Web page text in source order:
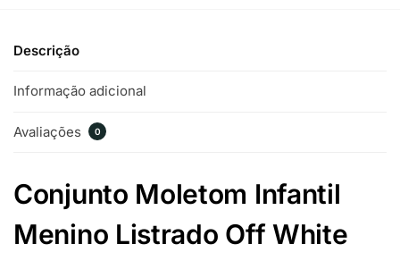
Descrição
Informação adicional
Avaliações 0
Conjunto Moletom Infantil
Menino Listrado Off White